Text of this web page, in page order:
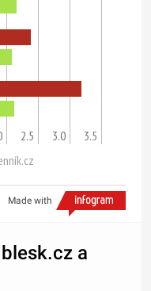
2.5 3.0
3.5
Made with
a